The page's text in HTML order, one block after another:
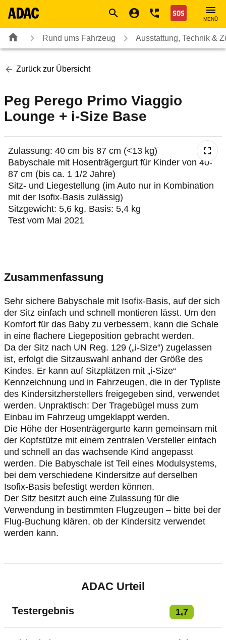
Nothilfe
MENÜ
Rund ums Fahrzeug Ausstattung, Technik &
Zurück zur Übersicht
Peg Perego Primo Viaggio
Lounge + i-Size Base
Zulassung: 40 cm bis 87 cm (<13 kg)
Babyschale mit Hosenträgergurt für Kinder von 40-
87 cm (bis ca. 1 1/2 Jahre)
Sitz- und Liegestellung (im Auto nur in Kombination
mit der Isofix-Basis zulässig)
Sitzgewicht: 5,6 kg, Basis: 5,4 kg
Test vom Mai 2021
Zusammenfassung
Sehr sichere Babyschale mit Isofix-Basis, auf der sich
der Sitz einfach und schnell montieren lässt. Um den
Komfort für das Baby zu verbessern, kann die Schale
in eine flachere Liegeposition gebracht werden.
Da der Sitz nach UN Reg. 129 („i-Size“) zugelassen
ist, erfolgt die Sitzauswahl anhand der Größe des
Kindes. Er kann auf Sitzplätzen mit „i-Size“
Kennzeichnung und in Fahrzeugen, die in der Typliste
des Kindersitzherstellers freigegeben sind, verwendet
werden. Unpraktisch: Der Tragebügel muss zum
Einbau im Fahrzeug umgeklappt werden.
Die Höhe der Hosenträgergurte kann gemeinsam mit
der Kopfstütze mit einem zentralen Versteller einfach
und schnell an das wachsende Kind angepasst
werden. Die Babyschale ist Teil eines Modulsystems,
bei dem verschiedene Kindersitze auf derselben
Isofix-Basis befestigt werden können.
Der Sitz besitzt auch eine Zulassung für die
Verwendung in bestimmten Flugzeugen – bitte bei der
Flug-Buchung klären, ob der Kindersitz verwendet
werden kann.
ADAC Urteil
Testergebnis 1,7